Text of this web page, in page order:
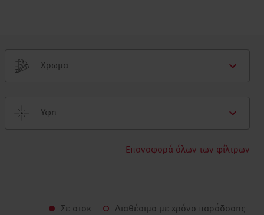
Χρωμα
Υφη
Επαναφορά όλων των φίλτρων
Σε στοκ Διαθέσιμο με χρόνο παράδοσης